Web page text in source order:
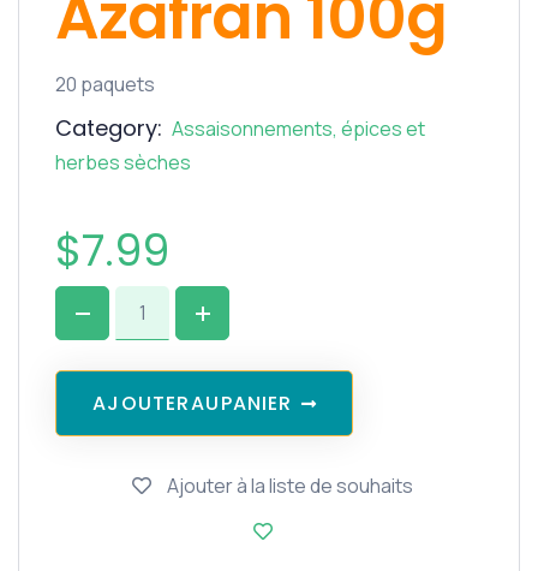
20 paquets
Category: Assaisonnements, épices et
herbes sèches
$7.99
AJ OUTERAUPANIER
Ajouter à la liste de souhaits